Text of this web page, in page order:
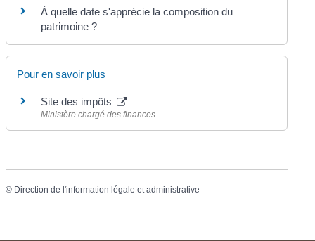
À quelle date s'apprécie la composition du
patrimoine ?
Pour en savoir plus
Site des impôts
Ministère chargé des finances
© Direction de l'information légale et administrative